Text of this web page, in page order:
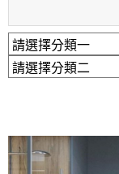
開車：中山路
捷運： 中和線
原Line已